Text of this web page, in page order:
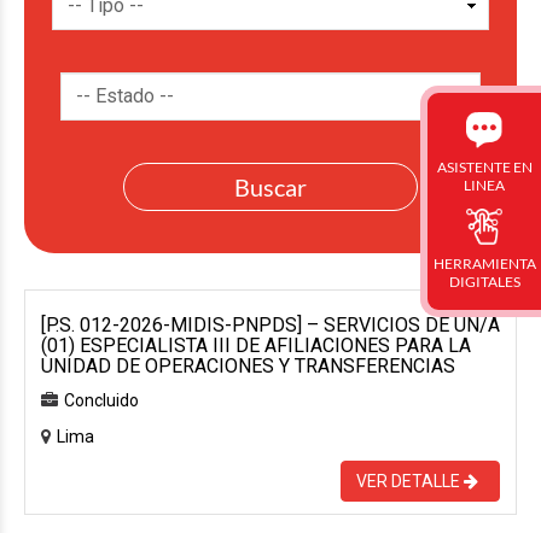
[P.S. 012-2026-MIDIS-PNPDS] – SERVICIOS DE UN/A
(01) ESPECIALISTA III DE AFILIACIONES PARA LA
UNIDAD DE OPERACIONES Y TRANSFERENCIAS
Concluido
Lima
VER DETALLE
ASISTENTE EN
LINEA
HERRAMIENTA
DIGITALES